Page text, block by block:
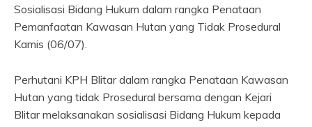
Sosialisasi Bidang Hukum dalam rangka Penataan
Pemanfaatan Kawasan Hutan yang Tidak Prosedural
Kamis (06/07).
Perhutani KPH Blitar dalam rangka Penataan Kawasan
Hutan yang tidak Prosedural bersama dengan Kejari
Blitar melaksanakan sosialisasi Bidang Hukum kepada